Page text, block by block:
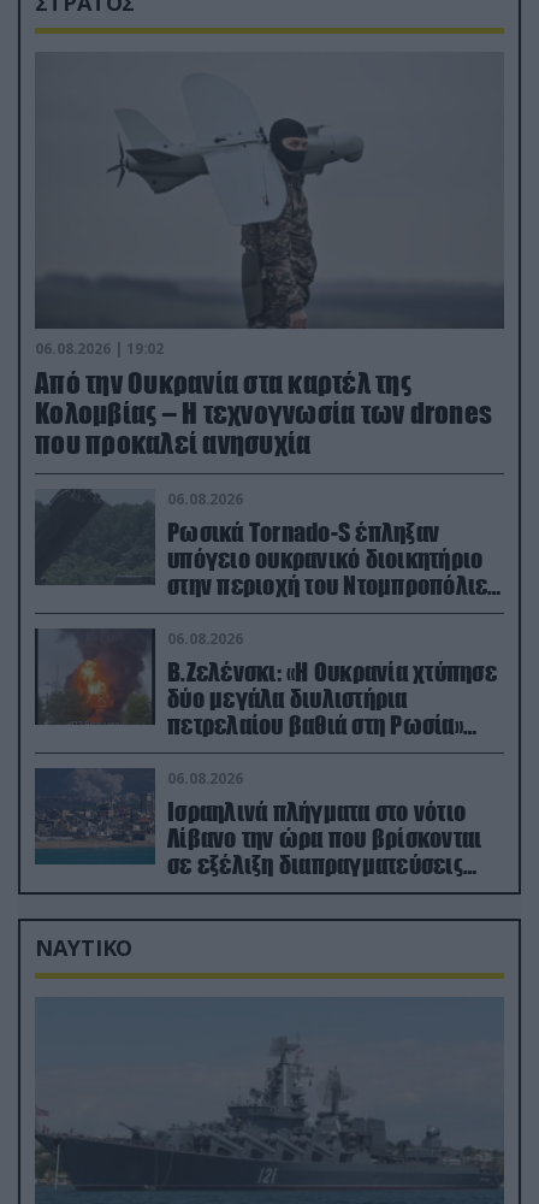
06.08.2026 | 19:02
Από την Ουκρανία στα καρτέλ της
Κολομβίας – Η τεχνογνωσία των drones
που προκαλεί ανησυχία
06.08.2026
Ρωσικά Tornado-S έπληξαν
υπόγειο ουκρανικό διοικητήριο
στην περιοχή του Ντομπροπόλιε
(βίντεο)
06.08.2026
Β.Ζελένσκι: «Η Ουκρανία χτύπησε
δύο μεγάλα διυλιστήρια
πετρελαίου βαθιά στη Ρωσία»
(βίντεο)
06.08.2026
Ισραηλινά πλήγματα στο νότιο
Λίβανο την ώρα που βρίσκονται
σε εξέλιξη διαπραγματεύσεις
στην Ρώμη
ΝΑΥΤΙΚΟ